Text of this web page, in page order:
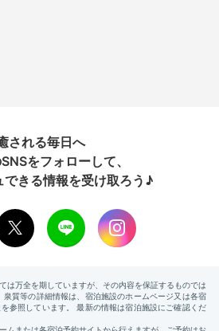
される毎日へ
をフォローして、
できる情報を受け取ろう♪